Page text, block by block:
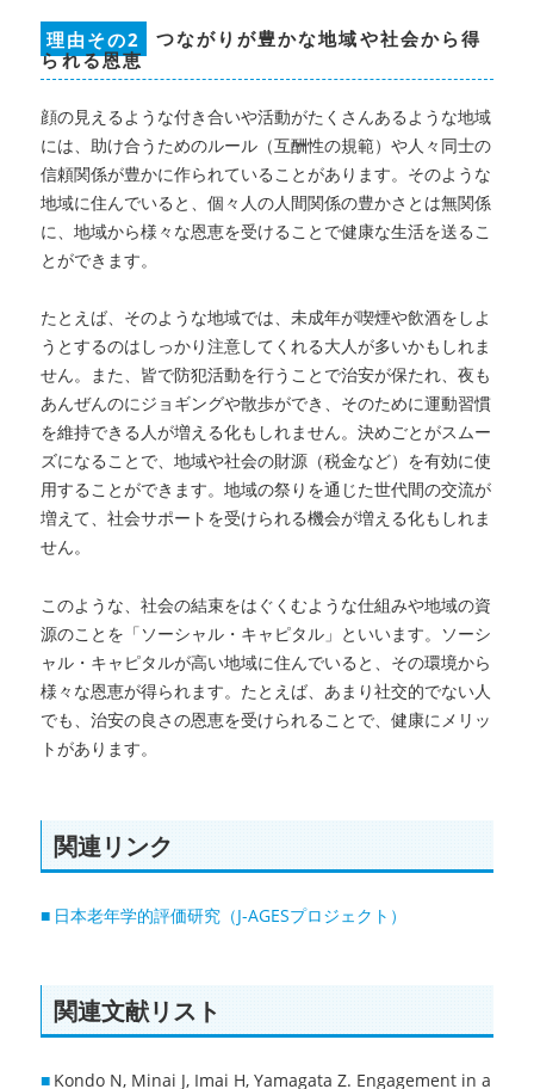
理由その2
つながりが豊かな地域や社会から得
られる恩恵
顔の見えるような付き合いや活動がたくさんあるような地域
には、助け合うためのルール（互酬性の規範）や人々同士の
信頼関係が豊かに作られていることがあります。そのような
地域に住んでいると、個々人の人間関係の豊かさとは無関係
に、地域から様々な恩恵を受けることで健康な生活を送るこ
とができます。
たとえば、そのような地域では、未成年が喫煙や飲酒をしよ
うとするのはしっかり注意してくれる大人が多いかもしれま
せん。また、皆で防犯活動を行うことで治安が保たれ、夜も
あんぜんのにジョギングや散歩ができ、そのために運動習慣
を維持できる人が増える化もしれません。決めごとがスムー
ズになることで、地域や社会の財源（税金など）を有効に使
用することができます。地域の祭りを通じた世代間の交流が
増えて、社会サポートを受けられる機会が増える化もしれま
せん。
このような、社会の結束をはぐくむような仕組みや地域の資
源のことを「ソーシャル・キャピタル」といいます。ソーシ
ャル・キャピタルが高い地域に住んでいると、その環境から
様々な恩恵が得られます。たとえば、あまり社交的でない人
でも、治安の良さの恩恵を受けられることで、健康にメリッ
トがあります。
関連リンク
日本老年学的評価研究（J-AGESプロジェクト）
関連文献リスト
Kondo N, Minai J, Imai H, Yamagata Z. Engagement in a